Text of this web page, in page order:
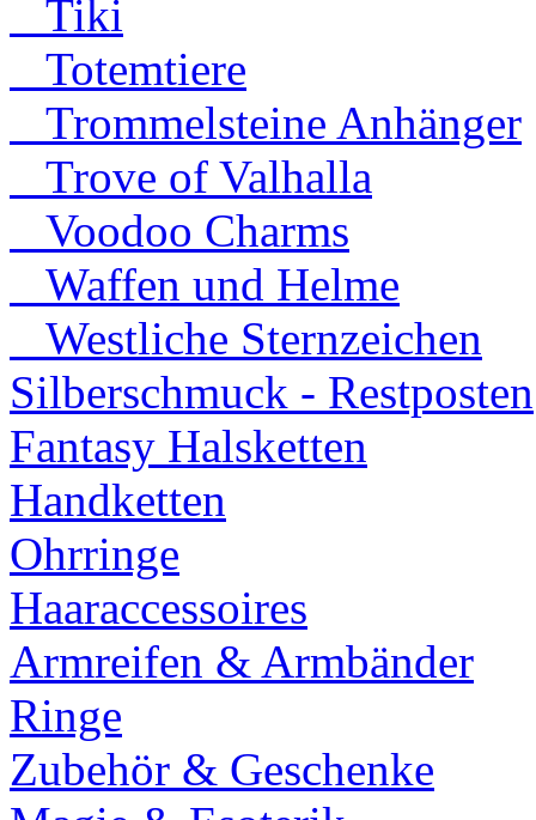
Tiki
Totemtiere
Trommelsteine Anhänger
Trove of Valhalla
Voodoo Charms
Waffen und Helme
Westliche Sternzeichen
Silberschmuck - Restposten
Fantasy Halsketten
Handketten
Ohrringe
Haaraccessoires
Armreifen & Armbänder
Ringe
Zubehör & Geschenke